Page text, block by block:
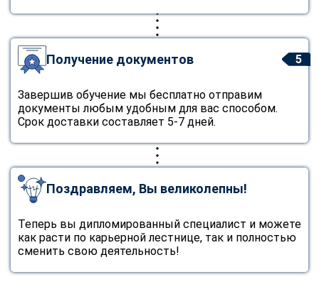
5
Получение документов
Завершив обучение мы бесплатно отправим
документы любым удобным для вас способом.
Срок доставки составляет 5-7 дней.
Поздравляем, Вы великолепны!
Теперь вы дипломированный специалист и можете
как расти по карьерной лестнице, так и полностью
сменить свою деятельность!